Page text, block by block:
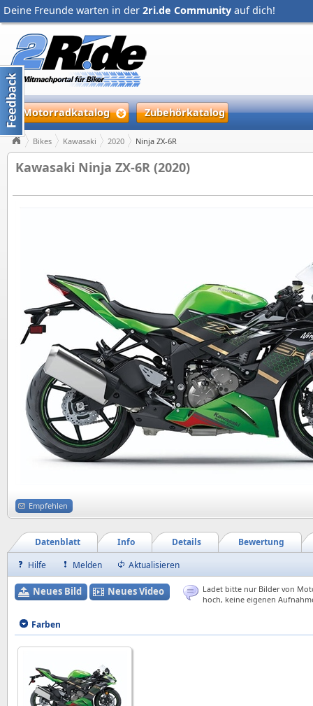
Deine Freunde warten in der 2ri.de Community auf dich!
Motorradkatalog Zubehörkatalog
Bikes Kawasaki 2020 Ninja ZX-6R
Kawasaki Ninja ZX-6R (2020)
Empfehlen
Bewertung
Details
Info
Datenblatt
Hilfe
Melden Aktualisieren
Neues Bild Neues Video
Ladet bitte nur Bilder von
hoch, keine eigenen
Farben